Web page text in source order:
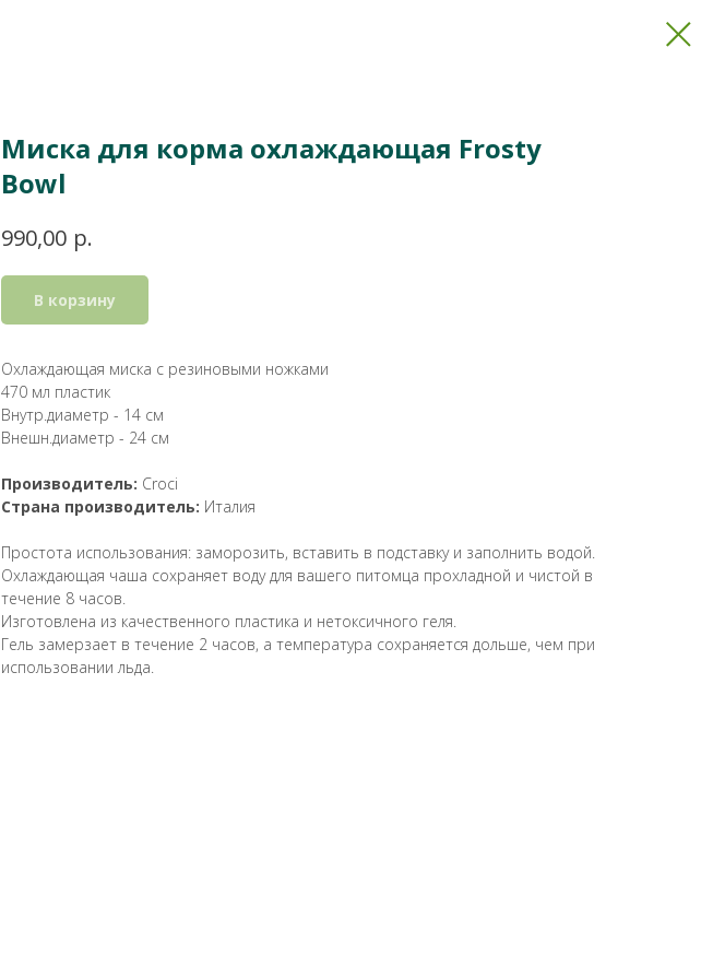
Миска для корма охлаждающая Frosty
Bowl
990,00 р.
В корзину
Охлаждающая миска с резиновыми ножками
470 мл пластик
Внутр.диаметр - 14 см
Внешн.диаметр - 24 см
Производитель: Croci
Страна производитель: Италия
Простота использования: заморозить, вставить в подставку и заполнить водой.
Охлаждающая чаша сохраняет воду для вашего питомца прохладной и чистой в
течение 8 часов.
Изготовлена из качественного пластика и нетоксичного геля.
Гель замерзает в течение 2 часов, а температура сохраняется дольше, чем при
использовании льда.